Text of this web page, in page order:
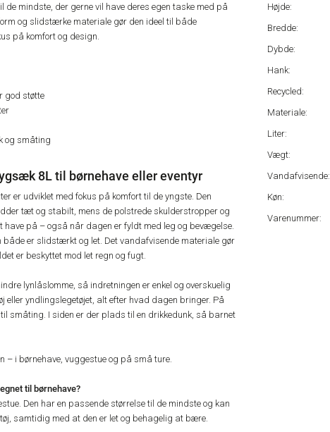
mindste, der gerne vil have deres egen taske med på
og slidstærke materiale gør den ideel til både
på komfort og design.
god støtte
og småting
8L til børnehave eller eventyr
er udviklet med fokus på komfort til de yngste. Den
tæt og stabilt, mens de polstrede skulderstropper og
på – også når dagen er fyldt med leg og bevægelse.
både er slidstærkt og let. Det vandafvisende materiale gør
er beskyttet mod let regn og fugt.
lynlåslomme, så indretningen er enkel og overskuelig
yndlingslegetøjet, alt efter hvad dagen bringer. På
småting. I siden er der plads til en drikkedunk, så barnet
i børnehave, vuggestue og på små ture.
til børnehave?
Den har en passende størrelse til de mindste og kan
samtidig med at den er let og behagelig at bære.
Højde:
Bredde:
Dybde:
Hank:
Recycled:
Materiale:
Liter:
Vægt:
Vandafvisende:
Køn:
Varenummer: